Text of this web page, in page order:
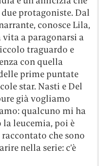
due protagoniste. Dal
conosce Lila,
a paragonarsi a
traguardo e
con quella
prime puntate
star. Nasti e Del
già vogliamo
qualcuno mi ha
leucemia, poi è
che sono
nella serie: c’è